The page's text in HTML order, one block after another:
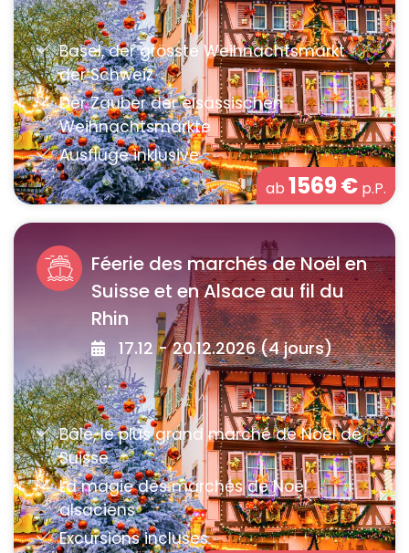
ab 1569€ p.P.
Féerie des marchés de Noël en
Suisse et en Alsace au fil du
Rhin
17.12 - 20.12.2026 (4 jours)